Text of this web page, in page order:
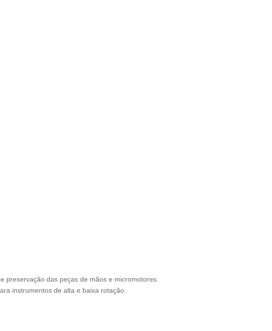
preservação das peças de mãos e micromotores.
instrumentos de alta e baixa rotação.